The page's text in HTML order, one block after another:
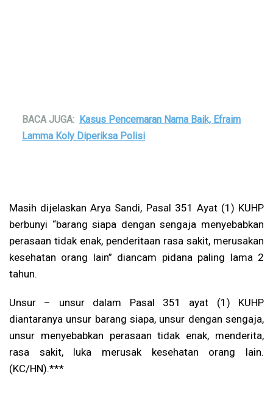
BACA JUGA: Kasus Pencemaran Nama Baik, Efraim
Lamma Koly Diperiksa Polisi
Masih dijelaskan Arya Sandi, Pasal 351 Ayat (1) KUHP
berbunyi “barang siapa dengan sengaja menyebabkan
perasaan tidak enak, penderitaan rasa sakit, merusakan
kesehatan orang lain” diancam pidana paling lama 2
tahun.
Unsur – unsur dalam Pasal 351 ayat (1) KUHP
diantaranya unsur barang siapa, unsur dengan sengaja,
unsur menyebabkan perasaan tidak enak, menderita,
rasa sakit, luka merusak kesehatan orang lain.
(KC/HN).***